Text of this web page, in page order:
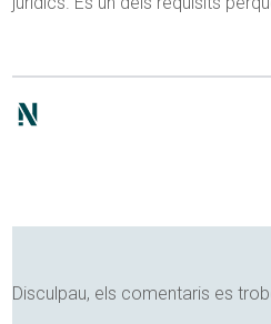
Disculpau, els comentaris es